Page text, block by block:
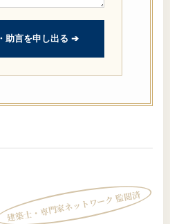
助言を申し出る ➔
建築士・専門家ネットワーク 監閲済